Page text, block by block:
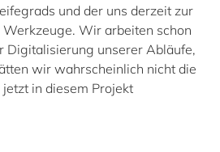
und der uns derzeit zur
Wir arbeiten schon
Digitalisierung unserer Abläufe,
wir wahrscheinlich nicht die
in diesem Projekt